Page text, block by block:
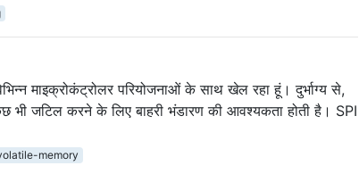
माइक्रोकंट्रोलर परियोजनाओं के साथ खेल रहा हूं। दुर्भाग्य से,
जटिल करने के लिए बाहरी भंडारण की आवश्यकता होती है। SPI
memory